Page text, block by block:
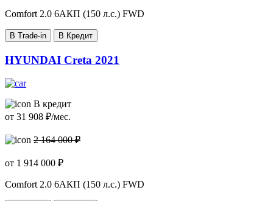
Comfort 2.0 6AКП (150 л.с.) FWD
В Trade-in В Кредит
HYUNDAI Creta 2021
В кредит
от 31 908 ₽/мес.
2 164 000 ₽
от 1 914 000 ₽
Comfort 2.0 6AКП (150 л.с.) FWD